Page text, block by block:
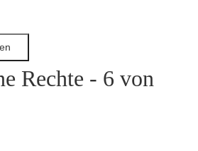
Rechte - 6 von